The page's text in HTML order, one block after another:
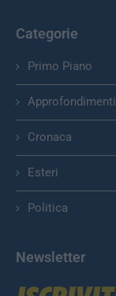
Categorie
Primo Piano
Approfondimenti
Cronaca
Esteri
Politica
Newsletter